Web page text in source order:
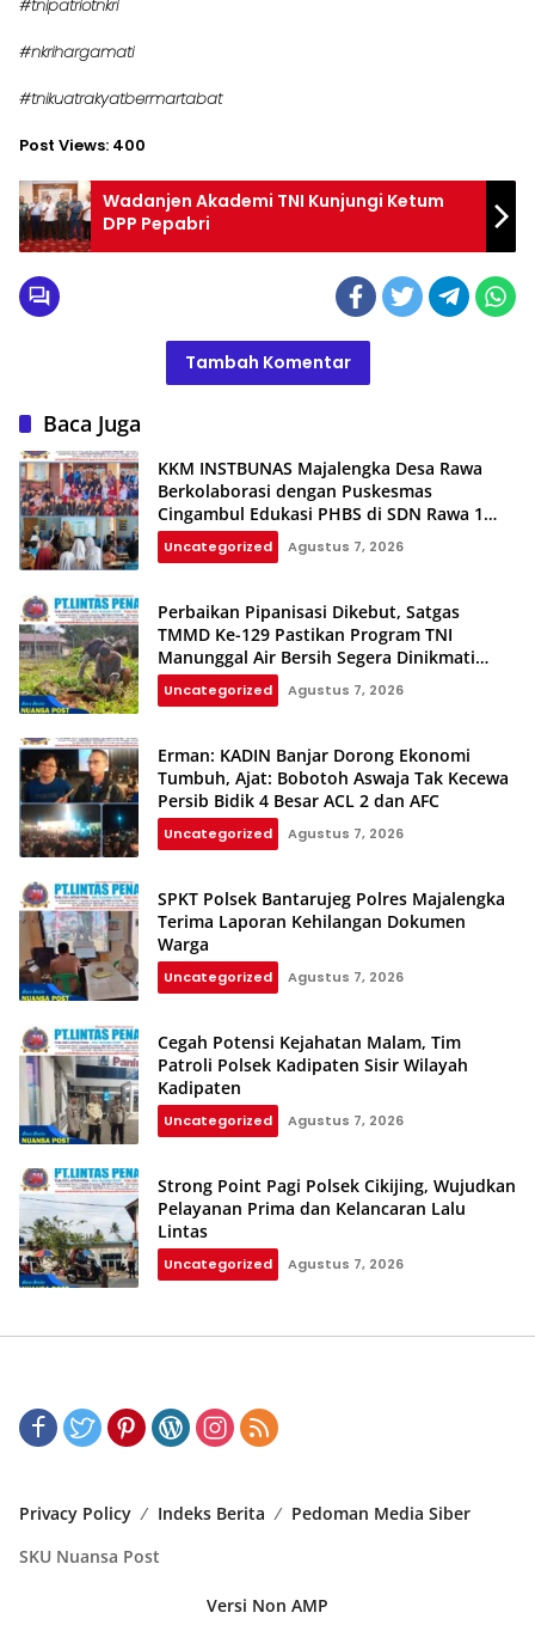
#tnipatriotnkri
#nkrihargamati
#tnikuatrakyatbermartabat
Post Views: 400
Wadanjen Akademi TNI Kunjungi Ketum
DPP Pepabri
Tambah Komentar
Baca Juga
KKM INSTBUNAS Majalengka Desa Rawa
Berkolaborasi dengan Puskesmas
Cingambul Edukasi PHBS di SDN Rawa 1
dan SDN Rawa 3
Uncategorized Agustus 7, 2026
Perbaikan Pipanisasi Dikebut, Satgas
TMMD Ke-129 Pastikan Program TNI
Manunggal Air Bersih Segera Dinikmati
Warga Kampung Sesor
Uncategorized Agustus 7, 2026
Erman: KADIN Banjar Dorong Ekonomi
Tumbuh, Ajat: Bobotoh Aswaja Tak Kecewa
Persib Bidik 4 Besar ACL 2 dan AFC
Uncategorized Agustus 7, 2026
SPKT Polsek Bantarujeg Polres Majalengka
Terima Laporan Kehilangan Dokumen
Warga
Uncategorized Agustus 7, 2026
Cegah Potensi Kejahatan Malam, Tim
Patroli Polsek Kadipaten Sisir Wilayah
Kadipaten
Uncategorized Agustus 7, 2026
Strong Point Pagi Polsek Cikijing, Wujudkan
Pelayanan Prima dan Kelancaran Lalu
Lintas
Uncategorized Agustus 7, 2026
Privacy Policy Indeks Berita
Pedoman Media Siber
SKU Nuansa Post
Versi Non AMP